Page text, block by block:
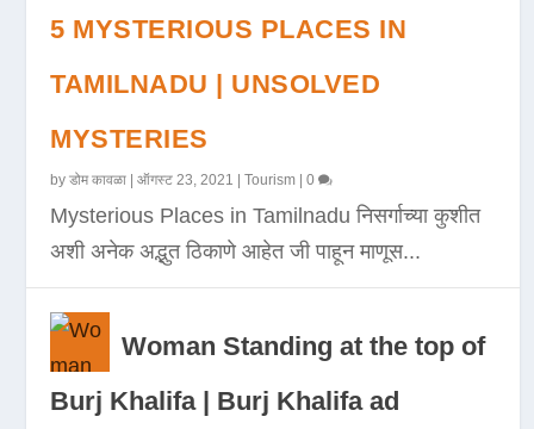
5 MYSTERIOUS PLACES IN
TAMILNADU | UNSOLVED
MYSTERIES
byडोम कावळा |ऑगस्ट 23, 2021 |Tourism |0
Mysterious Places in Tamilnadu निसर्गाच्या कुशीत
अशी अनेक अद्भुत ठिकाणे आहेत जी पाहून माणूस...
Woman Standing at the top of
Burj Khalifa | Burj Khalifa ad